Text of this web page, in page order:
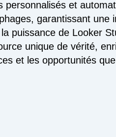
personnalisés et
garantissant une
puissance de Looker
unique de vérité,
et les opportunités